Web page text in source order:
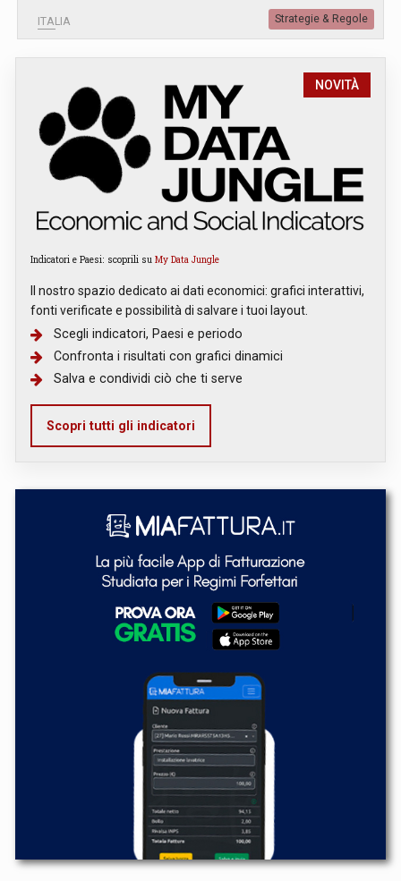
ITALIA Strategie & Regole
NOVITÀ
Indicatori e Paesi: scoprili su My Data Jungle
Il nostro spazio dedicato ai dati economici: grafici interattivi,
fonti verificate e possibilità di salvare i tuoi layout.
Scegli indicatori, Paesi e periodo
Confronta i risultati con grafici dinamici
Salva e condividi ciò che ti serve
Scopri tutti gli indicatori